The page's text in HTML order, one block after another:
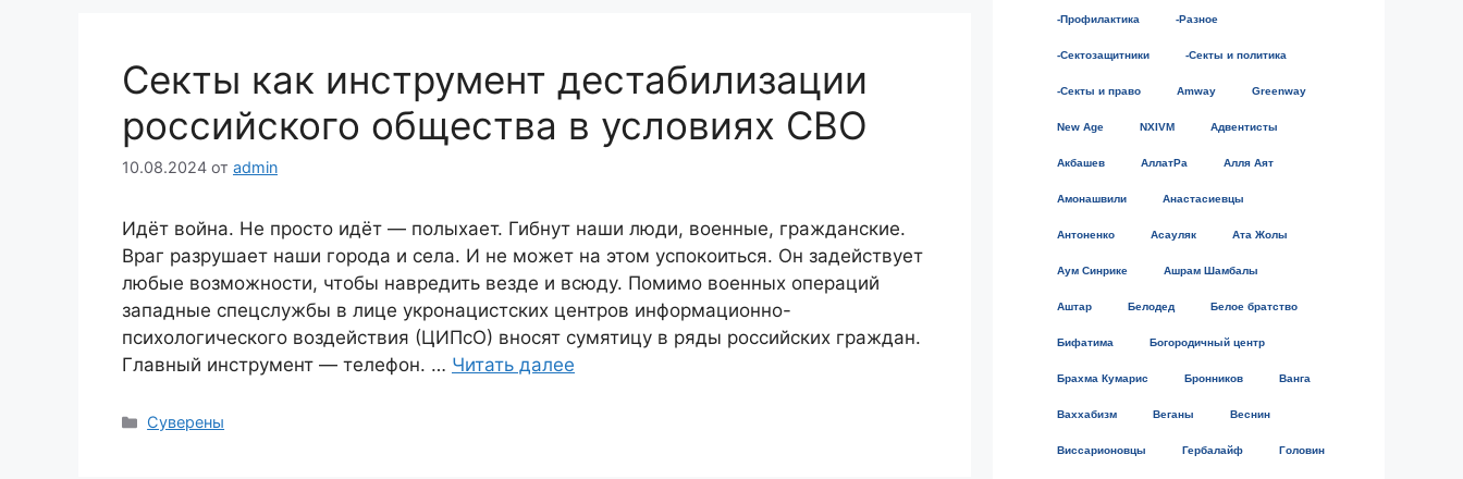
Секты как инструмент дестабилизации
российского общества в условиях СВО
10.08.2024 от admin
Идёт война. Не просто идёт — полыхает. Гибнут наши люди, военные, гражданские.
Враг разрушает наши города и села. И не может на этом успокоиться. Он задействует
любые возможности, чтобы навредить везде и всюду. Помимо военных операций
западные спецслужбы в лице укронацистских центров информационно-
психологического воздействия (ЦИПсО) вносят сумятицу в ряды российских граждан.
Главный инструмент — телефон. … Читать далее
Рубрики
Суверены
-Профилактика -Разное
-Сектозащитники -Секты и политика
-Секты и право Amway Greenway
New Age NXIVM Адвентисты
Акбашев АллатРа Алля Аят
Амонашвили Анастасиевцы
Антоненко Асауляк Ата Жолы
Аум Синрике Ашрам Шамбалы
Аштар Белодед Белое братство
Бифатима Богородичный центр
Брахма Кумарис Бронников Ванга
Ваххабизм Веганы Веснин
Виссарионовцы Гербалайф Головин